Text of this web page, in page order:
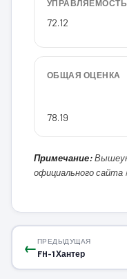
УПРАВЛЯЕМОСТЬ
72.12
ОБЩАЯ ОЦЕНКА
78.19
Примечание:
официального сайта
←ПРЕДЫДУЩАЯ
FH-1 Хантер